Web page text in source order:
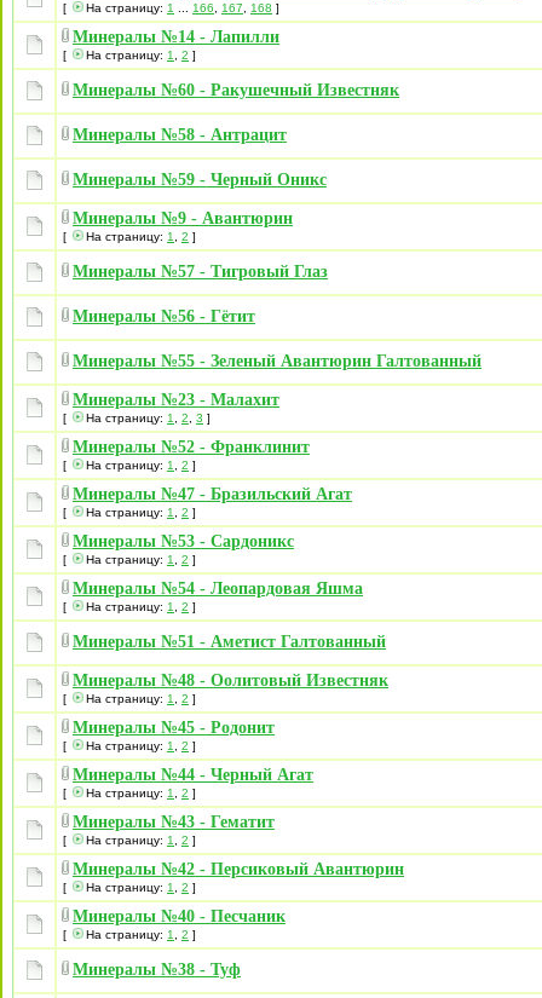
[ На страницу: 1 166 167 168 ]
Минералы №14 - Лапилли
[ На страницу: 1 2 ]
Минералы №60 - Ракушечный Известняк
Минералы №58 - Антрацит
Минералы №59 - Черный Оникс
Минералы №9 - Авантюрин
[ На страницу: 1 2 ]
Минералы №57 - Тигровый Глаз
Минералы №56 - Гётит
Минералы №55 - Зеленый Авантюрин Галтованный
Минералы №23 - Малахит
[ На страницу: 1 2 3 ]
Минералы №52 - Франклинит
[ На страницу: 1 2 ]
Минералы №47 - Бразильский Агат
[ На страницу: 1 2 ]
Минералы №53 - Сардоникс
[ На страницу: 1 2 ]
Минералы №54 - Леопардовая Яшма
[ На страницу: 1 2 ]
Минералы №51 - Аметист Галтованный
Минералы №48 - Оолитовый Известняк
[ На страницу: 1 2 ]
Минералы №45 - Родонит
[ На страницу: 1 2 ]
Минералы №44 - Черный Агат
[ На страницу: 1 2 ]
Минералы №43 - Гематит
[ На страницу: 1 2 ]
Минералы №42 - Персиковый Авантюрин
[ На страницу: 1 2 ]
Минералы №40 - Песчаник
[ На страницу: 1 2 ]
Минералы №38 - Туф